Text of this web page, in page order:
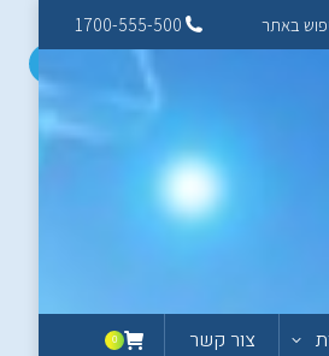
באתר 1700-555-500
צור קשר 0